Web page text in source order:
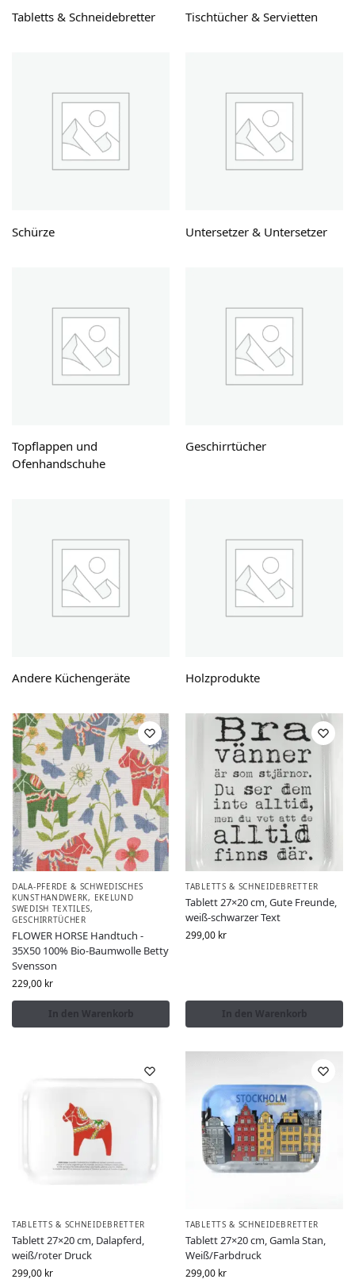
Tabletts & Schneidebretter Tischtücher & Servietten
Schürze Untersetzer & Untersetzer
Topflappen und
Ofenhandschuhe
Geschirrtücher
Andere Küchengeräte Holzprodukte
DALA-PFERDE & SCHWEDISCHES
KUNSTHANDWERK, EKELUND
SWEDISH TEXTILES,
GESCHIRRTÜCHER
FLOWER HORSE Handtuch -
35X50 100% Bio-Baumwolle Betty
Svensson
229,00 kr
In den Warenkorb
TABLETTS & SCHNEIDEBRETTER
Tablett 27×20 cm, Gute Freunde,
weiß-schwarzer Text
299,00 kr
In den Warenkorb
TABLETTS & SCHNEIDEBRETTER
Tablett 27×20 cm, Dalapferd,
weiß/roter Druck
299,00 kr
TABLETTS & SCHNEIDEBRETTER
Tablett 27×20 cm, Gamla Stan,
Weiß/Farbdruck
299,00 kr